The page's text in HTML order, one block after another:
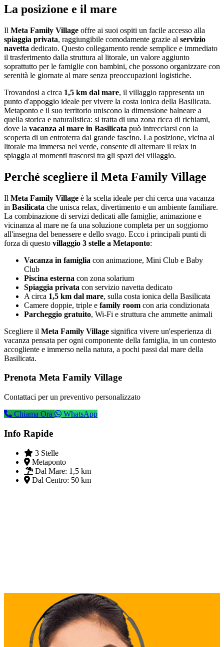
La posizione e il mare
Il Meta Family Village offre ai suoi ospiti un facile accesso alla
spiaggia privata, raggiungibile comodamente grazie al servizio
navetta dedicato. Questo collegamento rende semplice e immediato
il trasferimento dalla struttura al litorale, un valore aggiunto
soprattutto per le famiglie con bambini, che possono organizzare con
serenità le giornate al mare senza preoccupazioni logistiche.
Trovandosi a circa 1,5 km dal mare, il villaggio rappresenta un
punto d'appoggio ideale per vivere la costa ionica della Basilicata.
Metaponto e il suo territorio uniscono la dimensione balneare a
quella storica e naturalistica: si tratta di una zona ricca di richiami,
dove la vacanza al mare in Basilicata può intrecciarsi con la
scoperta di un entroterra dal grande fascino. La posizione, vicina al
litorale ma immersa nel verde, consente di alternare il relax in
spiaggia ai momenti trascorsi tra gli spazi del villaggio.
Perché scegliere il Meta Family Village
Il Meta Family Village è la scelta ideale per chi cerca una vacanza
in Basilicata che unisca relax, divertimento e un ambiente familiare.
La combinazione di servizi dedicati alle famiglie, animazione e
vicinanza al mare ne fa una soluzione completa per un soggiorno
all'insegna del benessere e dello svago. Ecco i principali punti di
forza di questo villaggio 3 stelle a Metaponto:
Vacanza in famiglia con animazione, Mini Club e Baby
Club
Piscina esterna con zona solarium
Spiaggia privata con servizio navetta dedicato
A circa 1,5 km dal mare, sulla costa ionica della Basilicata
Camere doppie, triple e family room con aria condizionata
Parcheggio gratuito, Wi-Fi e struttura che ammette animali
Scegliere il Meta Family Village significa vivere un'esperienza di
vacanza pensata per ogni componente della famiglia, in un contesto
accogliente e immerso nella natura, a pochi passi dal mare della
Basilicata.
Prenota Meta Family Village
Contattaci per un preventivo personalizzato
Chiama Ora
WhatsApp
Info Rapide
3 Stelle
Metaponto
Dal Mare: 1,5 km
Dal Centro: 50 km